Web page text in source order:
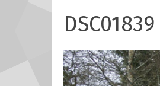
DSC01839